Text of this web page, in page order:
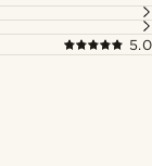
5.0